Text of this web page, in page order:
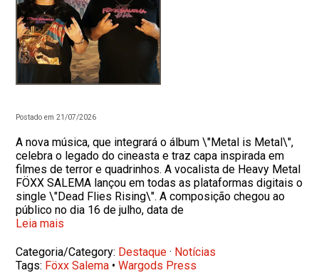
Postado em 21/07/2026
A nova música, que integrará o álbum \"Metal is Metal\",
celebra o legado do cineasta e traz capa inspirada em
filmes de terror e quadrinhos. A vocalista de Heavy Metal
FÖXX SALEMA lançou em todas as plataformas digitais o
single \"Dead Flies Rising\". A composição chegou ao
público no dia 16 de julho, data de
Leia mais
Categoria/Category: Destaque · Notícias
Tags: Föxx Salema •Wargods Press